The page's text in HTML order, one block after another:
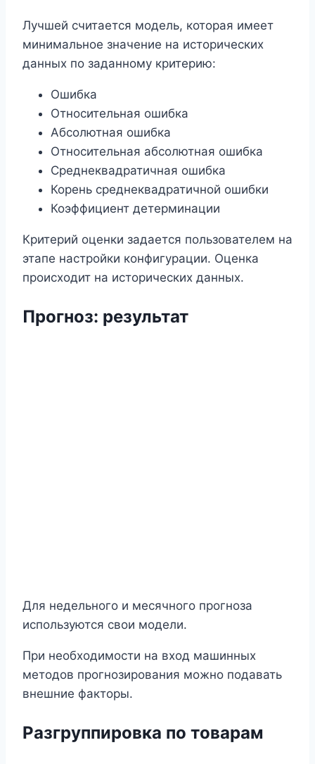
Лучшей считается модель, которая имеет
минимальное значение на исторических
данных по заданному критерию:
Ошибка
Относительная ошибка
Абсолютная ошибка
Относительная абсолютная ошибка
Среднеквадратичная ошибка
Корень среднеквадратичной ошибки
Коэффициент детерминации
Критерий оценки задается пользователем на
этапе настройки конфигурации. Оценка
происходит на исторических данных.
Прогноз: результат
Для недельного и месячного прогноза
используются свои модели.
При необходимости на вход машинных
методов прогнозирования можно подавать
внешние факторы.
Разгруппировка по товарам